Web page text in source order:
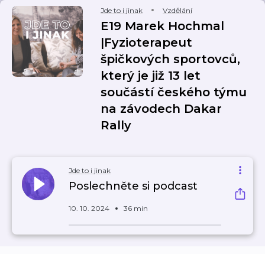
Jde to i jinak Vzdělání
E19 Marek Hochmal
|Fyzioterapeut
špičkových sportovců,
který je již 13 let
součástí českého týmu
na závodech Dakar
Rally
Jde to i jinak
Poslechněte si podcast
10. 10. 2024 36 min